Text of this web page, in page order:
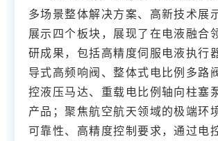
多场景整体解决方案、高新技术展
展示四个板块，展现了在电液融合
研成果，包括高精度伺服电液执行
导式高频响阀、整体式电比例多路
控液压马达、重载电比例轴向柱塞
产品；聚焦航空航天领域的极端环
可靠性、高精度控制要求，通过电